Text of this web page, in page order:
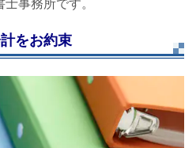
事務所です。
をお約束